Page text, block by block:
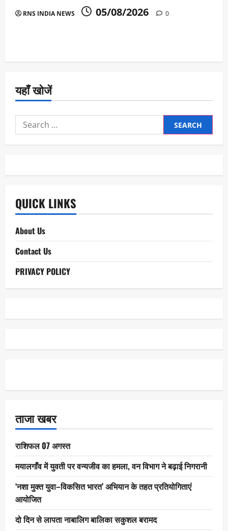
RNS INDIA NEWS 05/08/2026 0
यहाँ खोजें
Search
for:
QUICK LINKS
About Us
Contact Us
PRIVACY POLICY
ताजा खबर
राशिफल 07 अगस्त
मयालगाँव में युवती पर वन्यजीव का हमला, वन विभाग ने बढ़ाई निगरानी
‘नशा मुक्त युवा–विकसित भारत’ अभियान के तहत प्रतियोगिताएं
आयोजित
दो दिन से लापता नाबालिग बालिका सकुशल बरामद